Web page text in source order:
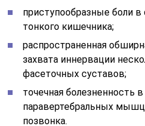
приступообразные боли
тонкого кишечника;
распространенная
захвата иннервации
фасеточных суставов;
точечная болезненность
паравертебральных
позвонка.